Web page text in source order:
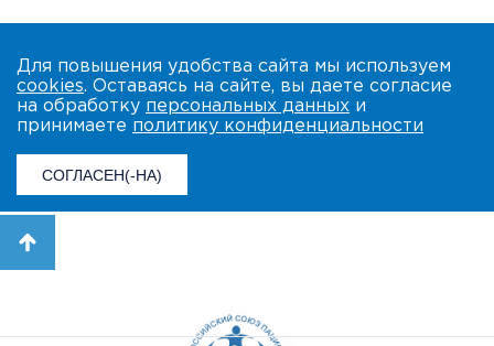
Для повышения удобства сайта мы используем
cookies. Оставаясь на сайте, вы даете согласие
на обработку персональных данных и
принимаете политику конфиденциальности
СОГЛАСЕН(-НА)